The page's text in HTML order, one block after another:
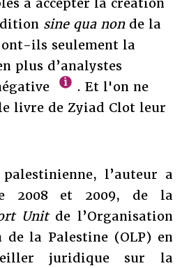
sine qua nonde la
ils seulement la
plus d’analystes
. Et l'on ne
livre de Zyiad Clot leur
l’auteur a
2008 et 2009, de la
Unitde l’Organisation
la Palestine (OLP) en
juridique sur la